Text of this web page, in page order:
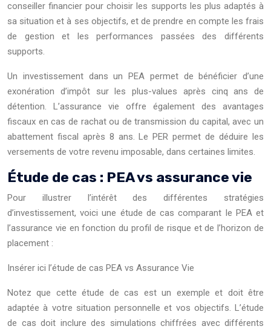
conseiller financier pour choisir les supports les plus adaptés à
sa situation et à ses objectifs, et de prendre en compte les frais
de gestion et les performances passées des différents
supports.
Un investissement dans un PEA permet de bénéficier d’une
exonération d’impôt sur les plus-values après cinq ans de
détention. L’assurance vie offre également des avantages
fiscaux en cas de rachat ou de transmission du capital, avec un
abattement fiscal après 8 ans. Le PER permet de déduire les
versements de votre revenu imposable, dans certaines limites.
Étude de cas : PEA vs assurance vie
Pour illustrer l’intérêt des différentes stratégies
d’investissement, voici une étude de cas comparant le PEA et
l’assurance vie en fonction du profil de risque et de l’horizon de
placement :
Insérer ici l’étude de cas PEA vs Assurance Vie
Notez que cette étude de cas est un exemple et doit être
adaptée à votre situation personnelle et vos objectifs. L’étude
de cas doit inclure des simulations chiffrées avec différents